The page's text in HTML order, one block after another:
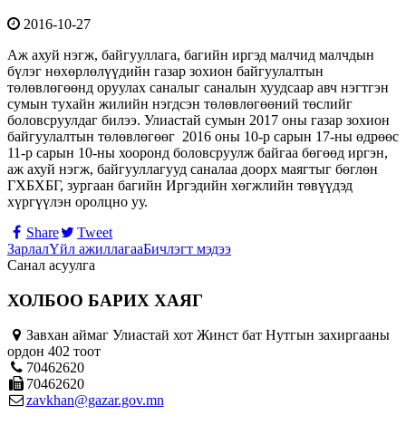
2016-10-27
Аж ахуй нэгж, байгууллага, багийн иргэд малчид малчдын
бүлэг нөхөрлөлүүдийн газар зохион байгуулалтын
төлөвлөгөөнд оруулах саналыг саналын хуудсаар авч нэгтгэн
сумын тухайн жилийн нэгдсэн төлөвлөгөөний төслийг
боловсруулдаг билээ. Улиастай сумын 2017 оны газар зохион
байгуулалтын төлөвлөгөөг 2016 оны 10-р сарын 17-ны өдрөөс
11-р сарын 10-ны хооронд боловсруулж байгаа бөгөөд иргэн,
аж ахуй нэгж, байгууллагууд саналаа доорх маягтыг бөглөн
ГХБХБГ, зургаан багийн Иргэдийн хөгжлийн төвүүдэд
хүргүүлэн оролцно уу.
Share
Tweet
ЗарлалҮйл ажиллагааБичлэгт мэдээ
Санал асуулга
ХОЛБОО БАРИХ ХАЯГ
Завхан аймаг Улиастай хот Жинст бат Нутгын захиргааны
ордон 402 тоот
70462620
70462620
zavkhan@gazar.gov.mn